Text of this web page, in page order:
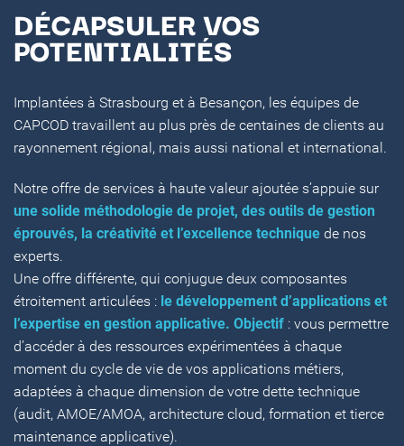
DÉCAPSULER VOS
POTENTIALITÉS
Implantées à Strasbourg et à Besançon, les équipes de
CAPCOD travaillent au plus près de centaines de clients au
rayonnement régional, mais aussi national et international.
Notre offre de services à haute valeur ajoutée s’appuie sur
une solide méthodologie de projet, des outils de gestion
éprouvés, la créativité et l’excellence technique de nos
experts.
Une offre différente, qui conjugue deux composantes
étroitement articulées : le développement d’applications et
l’expertise en gestion applicative. Objectif : vous permettre
d’accéder à des ressources expérimentées à chaque
moment du cycle de vie de vos applications métiers,
adaptées à chaque dimension de votre dette technique
(audit, AMOE/AMOA, architecture cloud, formation et tierce
maintenance applicative).